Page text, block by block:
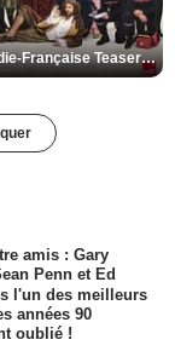
De la Comédie-Française Teaser VF
amis : Gary
Penn et Ed
l'un des meilleurs
années 90
oublié !